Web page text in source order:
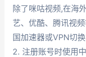
除了咪咕视频,在海
艺、优酷、腾讯视
国加速器或VPN切
2. 注册账号时使用